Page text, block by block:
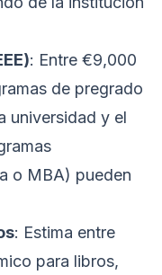
: Entre €9,000
de pregrado
universidad y el
o MBA) pueden
: Estima entre
para libros,